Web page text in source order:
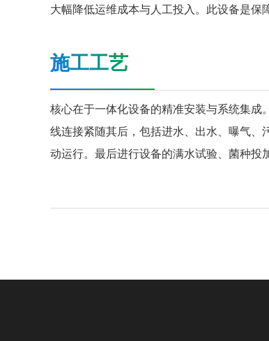
大幅降低运维成本与人工投入。此设备是保
施工工艺
核心在于一体化设备的精准安装与系统集
线连接紧随其后，包括进水、出水、曝气、
动运行。最后进行设备的满水试验、菌种投